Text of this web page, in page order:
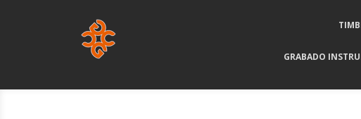
GRABADO